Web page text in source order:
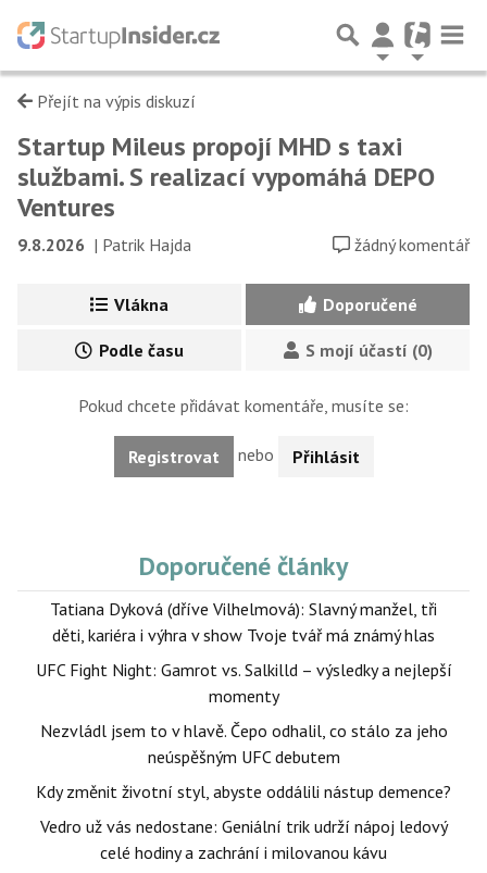
Přejít na výpis diskuzí
Startup Mileus propojí MHD s taxi
službami. S realizací vypomáhá DEPO
Ventures
9.8.2026 | Patrik Hajda žádný komentář
Vlákna Doporučené
Podle času S mojí účastí (0)
Pokud chcete přidávat komentáře, musíte se:
Registrovat nebo Přihlásit
Doporučené články
Tatiana Dyková (dříve Vilhelmová): Slavný manžel, tři
děti, kariéra i výhra v show Tvoje tvář má známý hlas
UFC Fight Night: Gamrot vs. Salkilld – výsledky a nejlepší
momenty
Nezvládl jsem to v hlavě. Čepo odhalil, co stálo za jeho
neúspěšným UFC debutem
Kdy změnit životní styl, abyste oddálili nástup demence?
Vedro už vás nedostane: Geniální trik udrží nápoj ledový
celé hodiny a zachrání i milovanou kávu